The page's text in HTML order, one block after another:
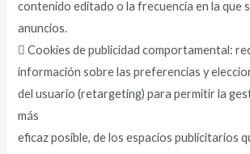
contenido editado o la frecuencia en la que
anuncios.
 Cookies de publicidad comportamental:
información sobre las preferencias y
del usuario (retargeting) para permitir la
más
eficaz posible, de los espacios publicitarios